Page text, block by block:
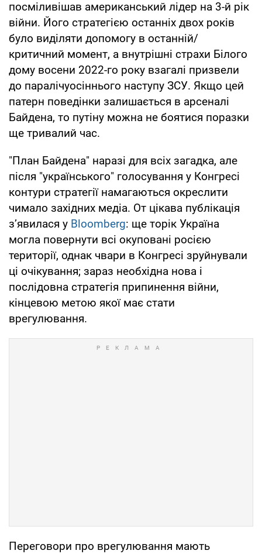
посміливішав американський лідер на 3-й рік
війни. Його стратегією останніх двох років
було виділяти допомогу в останній/
критичний момент, а внутрішні страхи Білого
дому восени 2022-го року взагалі призвели
до паралічуосіннього наступу ЗСУ. Якщо цей
патерн поведінки залишається в арсеналі
Байдена, то путіну можна не боятися поразки
ще тривалий час.
"План Байдена" наразі для всіх загадка, але
після "українського" голосування у Конгресі
контури стратегії намагаються окреслити
чимало західних медіа. От цікава публікація
зʼявилася у Bloomberg: ще торік Україна
могла повернути всі окуповані росією
території, однак чвари в Конгресі зруйнували
ці очікування; зараз необхідна нова і
послідовна стратегія припинення війни,
кінцевою метою якої має стати
врегулювання.
Переговори про врегулювання мають